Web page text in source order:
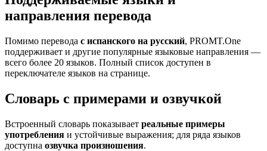
направления перевода
Помимо перевода с испанского на русский, PROMT.One
поддерживает и другие популярные языковые направления —
всего более 20 языков. Полный список доступен в
переключателе языков на странице.
Словарь с примерами и озвучкой
Встроенный словарь показывает реальные примеры
употребления и устойчивые выражения; для ряда языков
доступна озвучка произношения.